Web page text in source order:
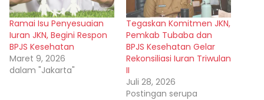
Ramai Isu Penyesuaian
Iuran JKN, Begini Respon
BPJS Kesehatan
Maret 9, 2026
dalam "Jakarta"
Tegaskan Komitmen JKN,
Pemkab Tubaba dan
BPJS Kesehatan Gelar
Rekonsiliasi Iuran Triwulan
II
Juli 28, 2026
Postingan serupa